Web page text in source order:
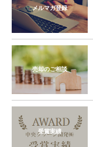
メルマガ登録
売却のご相談
受賞実績